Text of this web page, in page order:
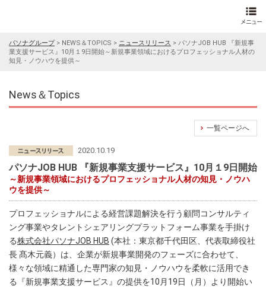
パソナグループ> NEWS＆TOPICS > ニュースリリース > パソナJOB HUB 『新規事
業支援サービス』10月１9日開始～新規事業領域におけるプロフェッショナル人材の
知見・ノウハウを提供～
News＆Topics
一覧ページへ
2020.10.19
パソナJOB HUB 『新規事業支援サービス』10月１9日開始
～新規事業領域におけるプロフェッショナル人材の知見・ノウハ
ウを提供～
プロフェッショナルによる経営課題解決を行う顧問コンサルティ
ング事業やタレントシェアリングプラットフォーム事業を手掛け
る株式会社パソナJOB HUB (本社：東京都千代田区、代表取締役社
長 髙木元義）は、企業が新規事業開発のフェーズに合わせて、
様々な領域に精通した専門家の知見・ノウハウを柔軟に活用でき
る『新規事業支援サービス』の提供を10月19日（月）より開始い